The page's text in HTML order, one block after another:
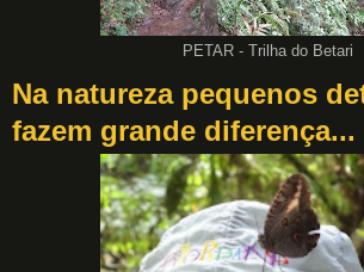
PETAR - Trilha do Betari
Na natureza pequenos
fazem grande diferença...